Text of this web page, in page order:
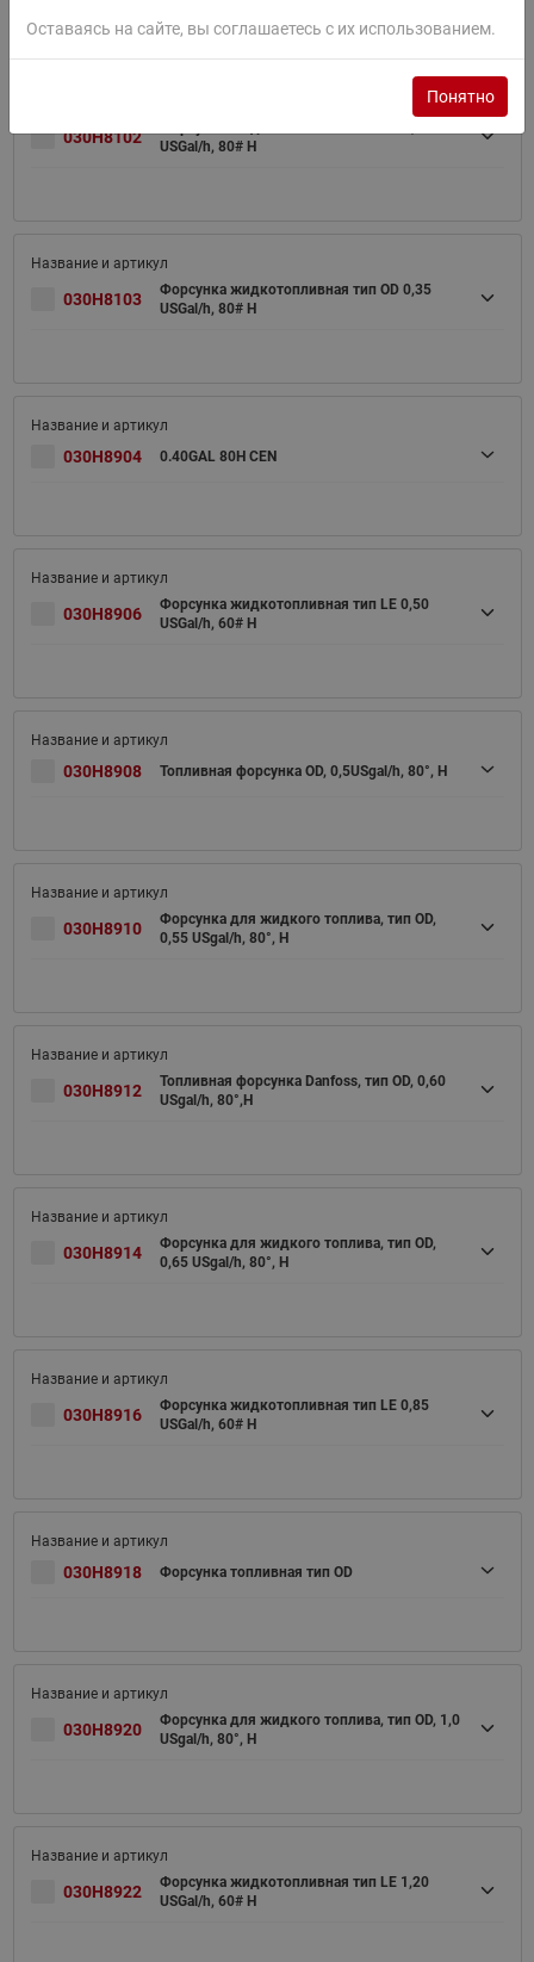
030H8102
USGal/h, 80# H
030H8103
Форсунка жидкотопливная тип OD 0,35
USGal/h, 80# H
030H8904 0.40GAL 80H CEN
030H8906
Форсунка жидкотопливная тип LE 0,50
USGal/h, 60# H
030H8908 Топливная форсунка OD, 0,5USgal/h, 80°, H
030H8910
Форсунка для жидкого топлива, тип OD,
0,55 USgal/h, 80°, H
030H8912
Топливная форсунка Danfoss, тип OD, 0,60
USgal/h, 80°,Н
030H8914
Форсунка для жидкого топлива, тип OD,
0,65 USgal/h, 80°, H
030H8916
Форсунка жидкотопливная тип LE 0,85
USGal/h, 60# H
030H8918 Форсунка топливная тип OD
030H8920
Форсунка для жидкого топлива, тип OD, 1,0
USgal/h, 80°, H
030H8922
Форсунка жидкотопливная тип LE 1,20
USGal/h, 60# H
Оставаясь на сайте, вы соглашаетесь с их использованием.
Понятно